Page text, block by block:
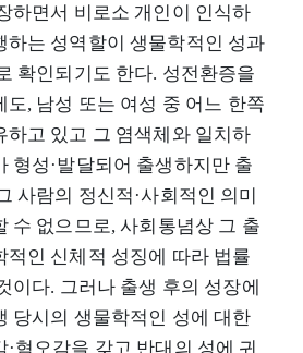
하면서 비로소 개인이 인식하
하는 성역할이 생물학적인 성과
확인되기도 한다. 성전환증을
도, 남성 또는 여성 중 어느 한쪽
하고 있고 그 염색체와 일치하
형성·발달되어 출생하지만 출
사람의 정신적·사회적인 의미
수 없으므로, 사회통념상 그 출
적인 신체적 성징에 따라 법률
이다. 그러나 출생 후의 성장에
당시의 생물학적인 성에 대한
혐오감을 갖고 반대의 성에 귀